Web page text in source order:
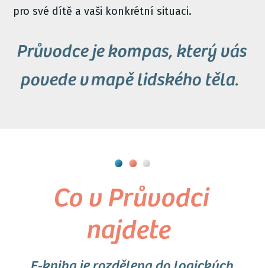
pro své dítě a vaši konkrétní situaci.
Průvodce je kompas, který vás
povede v mapě lidského těla.
Co v Průvodci
najdete